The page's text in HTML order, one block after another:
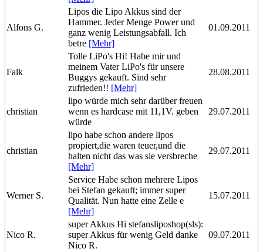
Alfons G.
Lipos die Lipo Akkus sind der
Hammer. Jeder Menge Power und
ganz wenig Leistungsabfall. Ich
betre [Mehr]
01.09.2011
Falk
Tolle LiPo's Hi! Habe mir und
meinem Vater LiPo's für unsere
Buggys gekauft. Sind sehr
zufrieden!! [Mehr]
28.08.2011
christian
lipo würde mich sehr darüber freuen
wenn es hardcase mit 11,1V. geben
würde
29.07.2011
christian
lipo habe schon andere lipos
propiert,die waren teuer,und die
halten nicht das was sie versbreche
[Mehr]
29.07.2011
Werner S.
Service Habe schon mehrere Lipos
bei Stefan gekauft; immer super
Qualität. Nun hatte eine Zelle e
[Mehr]
15.07.2011
Nico R.
super Akkus Hi stefansliposhop(sls):
super Akkus für wenig Geld danke
Nico R.
09.07.2011